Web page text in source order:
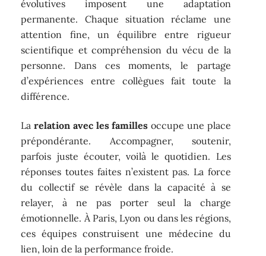
évolutives imposent une adaptation
permanente. Chaque situation réclame une
attention fine, un équilibre entre rigueur
scientifique et compréhension du vécu de la
personne. Dans ces moments, le partage
d’expériences entre collègues fait toute la
différence.
Larelation avec les familles occupe une place
prépondérante. Accompagner, soutenir,
parfois juste écouter, voilà le quotidien. Les
réponses toutes faites n’existent pas. La force
du collectif se révèle dans la capacité à se
relayer, à ne pas porter seul la charge
émotionnelle. À Paris, Lyon ou dans les régions,
ces équipes construisent une médecine du
lien, loin de la performance froide.